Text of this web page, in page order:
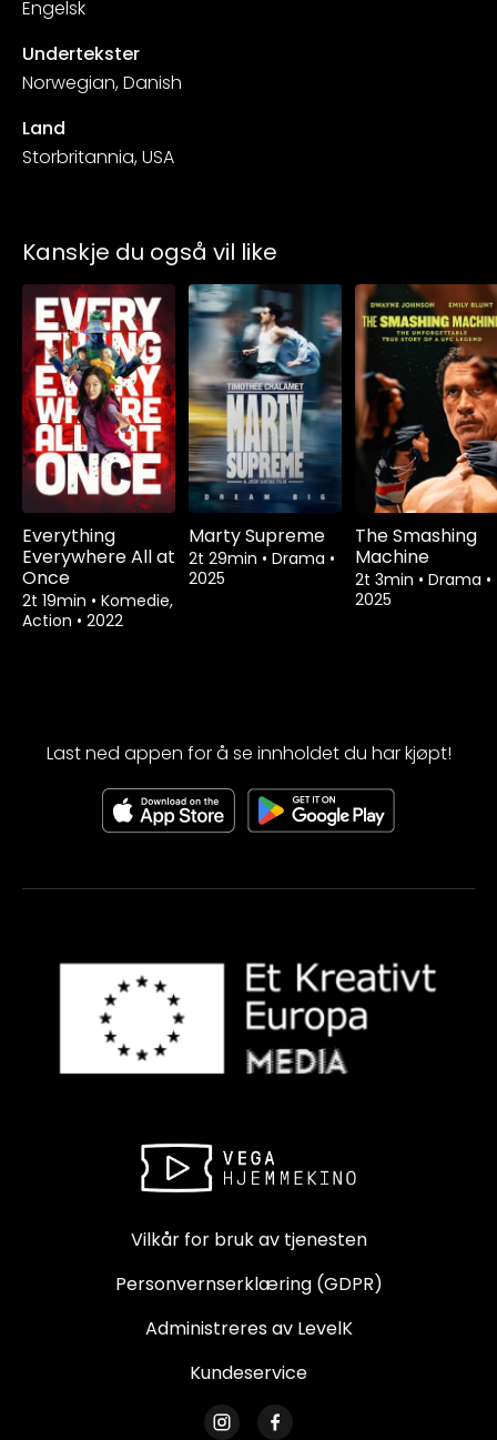
Engelsk
Undertekster
Norwegian, Danish
Land
Storbritannia, USA
Kanskje du også vil like
Everything
Everywhere All at
Once
2t 19min • Komedie,
Action • 2022
Marty Supreme
2t 29min • Drama •
2025
The Smashing
Machine
2t 3min • Drama •
2025
Last ned appen for å se innholdet du har kjøpt!
Vilkår for bruk av tjenesten
Personvernserklæring (GDPR)
Administreres av LevelK
Kundeservice